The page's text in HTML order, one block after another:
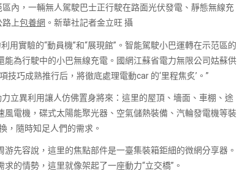
內，一輛無人駕駛巴士正行駛在路面光伏發電、靜態無線充
路上包養網 。新華社記者金立旺 攝
實驗的“動員機”和“展現館”。智能駕駛小巴運轉在示范區的
為行駛中的小巴無線充電。國網江蘇省電力無限公司姑蘇供
巧成熟推行后，將徹底處理電動car 的‘里程焦炙’。”
立異利用讓人仿佛置身將來：這里的屋頂、墻面、車棚、途
電機，碟式太陽能聚光器、空氣儲熱裝備、汽輪發電機等裝
，隨時知足人們的需求。
先容說，這里的焦點部件是一臺集裝箱鉅細的微網分享器。
的情勢，這里就像架起了一座動力“立交橋”。